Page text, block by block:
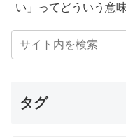
い」ってどういう意
タグ